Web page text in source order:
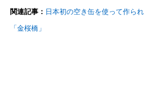
関連記事： 日本初の空き缶を使って作ら
「金桜橋」